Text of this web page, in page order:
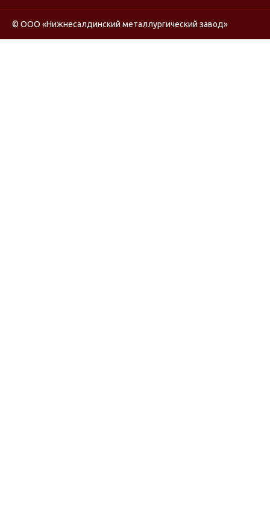
© ООО «Нижнесалдинский металлургический завод»